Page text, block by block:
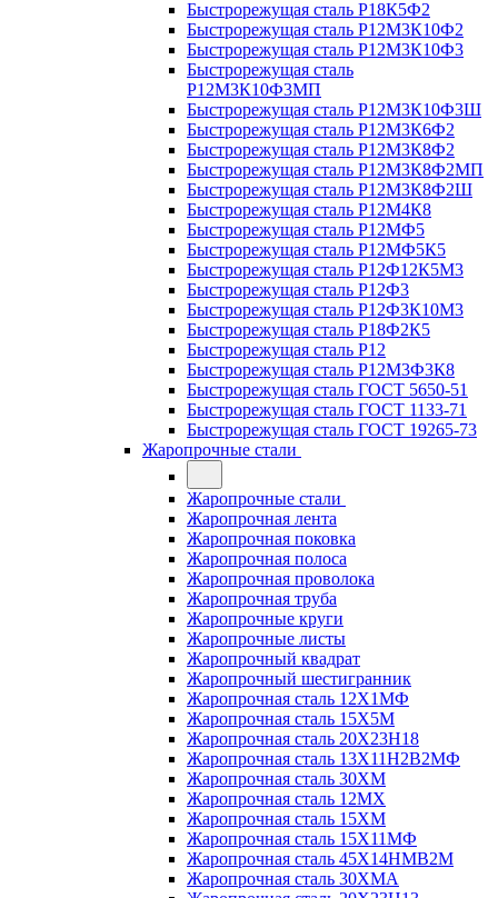
Быстрорежущая сталь Р18К5Ф2
Быстрорежущая сталь Р12М3К10Ф2
Быстрорежущая сталь Р12М3К10Ф3
Быстрорежущая сталь
Р12М3К10Ф3МП
Быстрорежущая сталь Р12М3К10Ф3Ш
Быстрорежущая сталь Р12М3К6Ф2
Быстрорежущая сталь Р12М3К8Ф2
Быстрорежущая сталь Р12М3К8Ф2МП
Быстрорежущая сталь Р12М3К8Ф2Ш
Быстрорежущая сталь Р12М4К8
Быстрорежущая сталь Р12МФ5
Быстрорежущая сталь Р12МФ5К5
Быстрорежущая сталь Р12Ф12К5М3
Быстрорежущая сталь Р12Ф3
Быстрорежущая сталь Р12Ф3К10М3
Быстрорежущая сталь Р18Ф2К5
Быстрорежущая сталь Р12
Быстрорежущая сталь Р12М3Ф3К8
Быстрорежущая сталь ГОСТ 5650-51
Быстрорежущая сталь ГОСТ 1133-71
Быстрорежущая сталь ГОСТ 19265-73
Жаропрочные стали
Жаропрочные стали
Жаропрочная лента
Жаропрочная поковка
Жаропрочная полоса
Жаропрочная проволока
Жаропрочная труба
Жаропрочные круги
Жаропрочные листы
Жаропрочный квадрат
Жаропрочный шестигранник
Жаропрочная сталь 12Х1МФ
Жаропрочная сталь 15Х5М
Жаропрочная сталь 20Х23Н18
Жаропрочная сталь 13Х11Н2В2МФ
Жаропрочная сталь 30ХМ
Жаропрочная сталь 12МХ
Жаропрочная сталь 15ХМ
Жаропрочная сталь 15Х11МФ
Жаропрочная сталь 45Х14НМВ2М
Жаропрочная сталь 30ХМА